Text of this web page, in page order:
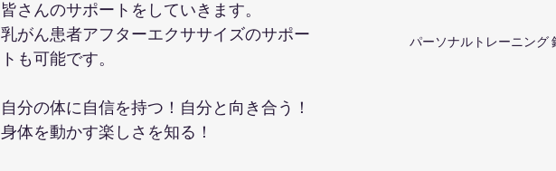
パーソナルトレーニング
皆さんのサポートをしていきます。
乳がん患者アフターエクササイズのサポー
トも可能です。
自分の体に自信を持つ！自分と向き合う！
身体を動かす楽しさを知る！